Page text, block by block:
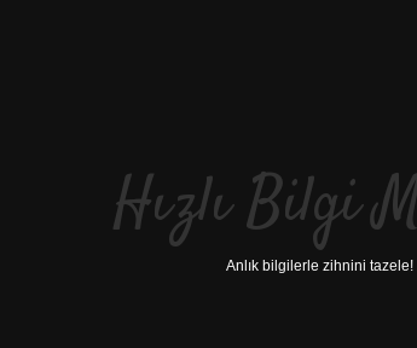
Hızlı Bilgi
Anlık bilgilerle zihnini tazele!